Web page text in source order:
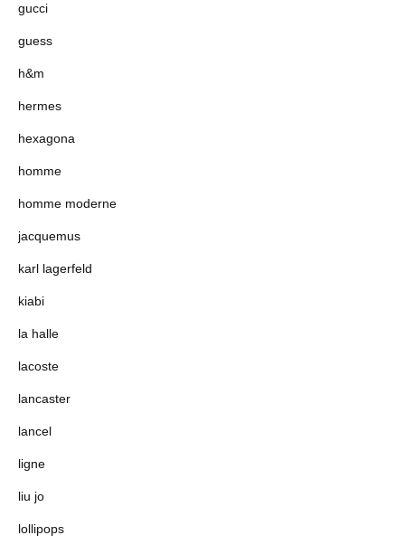
gucci
guess
h&m
hermes
hexagona
homme
homme moderne
jacquemus
karl lagerfeld
kiabi
la halle
lacoste
lancaster
lancel
ligne
liu jo
lollipops